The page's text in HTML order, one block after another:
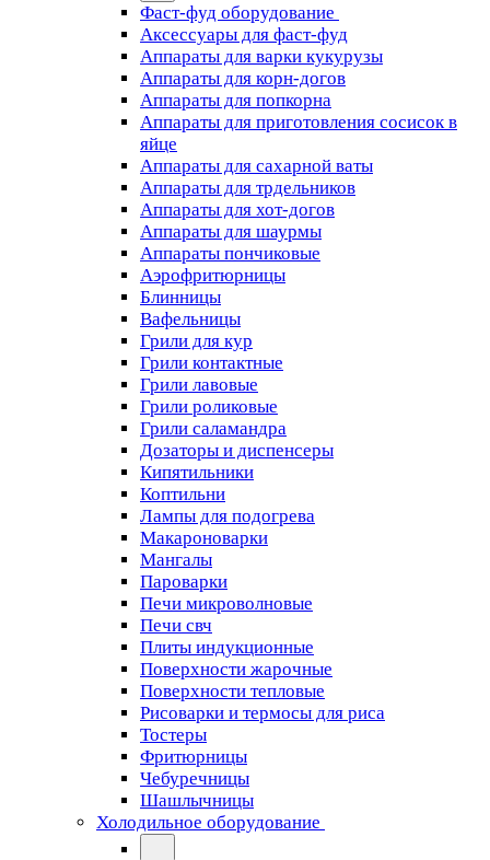
Фаст-фуд оборудование
Аксессуары для фаст-фуд
Аппараты для варки кукурузы
Аппараты для корн-догов
Аппараты для попкорна
Аппараты для приготовления сосисок в
яйце
Аппараты для сахарной ваты
Аппараты для трдельников
Аппараты для хот-догов
Аппараты для шаурмы
Аппараты пончиковые
Аэрофритюрницы
Блинницы
Вафельницы
Грили для кур
Грили контактные
Грили лавовые
Грили роликовые
Грили саламандра
Дозаторы и диспенсеры
Кипятильники
Коптильни
Лампы для подогрева
Макароноварки
Мангалы
Пароварки
Печи микроволновые
Печи свч
Плиты индукционные
Поверхности жарочные
Поверхности тепловые
Рисоварки и термосы для риса
Тостеры
Фритюрницы
Чебуречницы
Шашлычницы
Холодильное оборудование